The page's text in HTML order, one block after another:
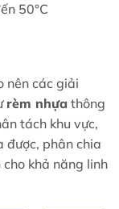
50°C
nên các giải
rèm nhựathông
tách khu vực,
được, phân chia
khả năng linh